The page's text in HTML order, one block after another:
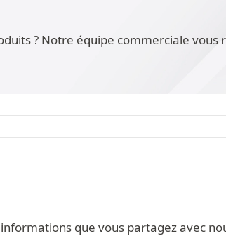
? Notre équipe commerciale vous
que vous partagez avec